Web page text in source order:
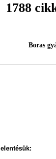
1788
Boras